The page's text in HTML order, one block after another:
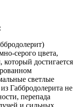
серого цвета,
достигается
светлые
Габбродолерита не
перепада
и сильных